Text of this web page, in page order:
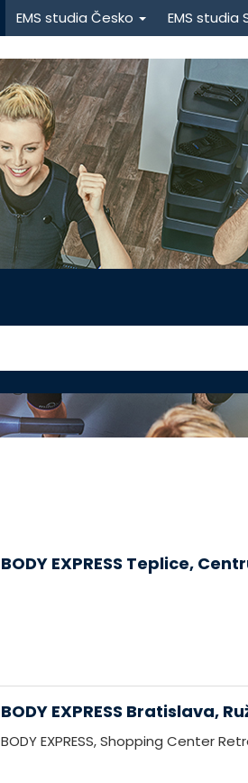
EMS studia Česko EMS studia
BODY EXPRESS Teplice,
BODY EXPRESS Bratislava,
BODY EXPRESS, Shopping Center